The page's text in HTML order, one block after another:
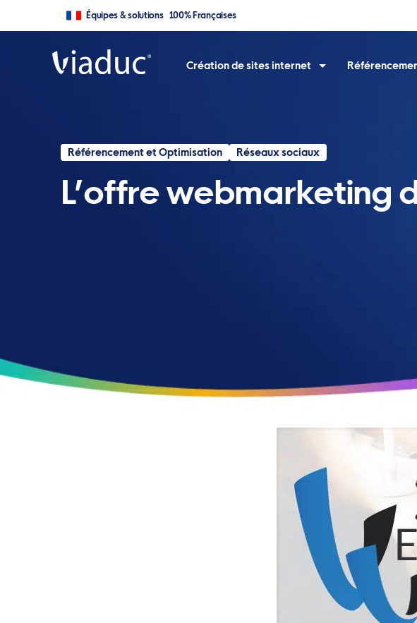
Équipes & solutions 100% Françaises
Création de sites internet
Référencement et Optimisation Réseaux sociaux
L’offre webmarketing